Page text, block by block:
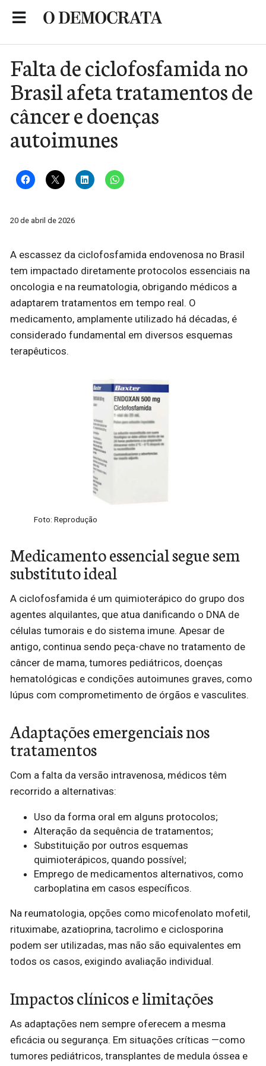
Falta de ciclofosfamida no
Brasil afeta tratamentos de
câncer e doenças
autoimunes
20 de abril de 2026
A escassez da ciclofosfamida endovenosa no Brasil
tem impactado diretamente protocolos essenciais na
oncologia e na reumatologia, obrigando médicos a
adaptarem tratamentos em tempo real. O
medicamento, amplamente utilizado há décadas, é
considerado fundamental em diversos esquemas
terapêuticos.
Foto: Reprodução
Medicamento essencial segue sem
substituto ideal
A ciclofosfamida é um quimioterápico do grupo dos
agentes alquilantes, que atua danificando o DNA de
células tumorais e do sistema imune. Apesar de
antigo, continua sendo peça-chave no tratamento de
câncer de mama, tumores pediátricos, doenças
hematológicas e condições autoimunes graves, como
lúpus com comprometimento de órgãos e vasculites.
Adaptações emergenciais nos
tratamentos
Com a falta da versão intravenosa, médicos têm
recorrido a alternativas:
Uso da forma oral em alguns protocolos;
Alteração da sequência de tratamentos;
Substituição por outros esquemas
quimioterápicos, quando possível;
Emprego de medicamentos alternativos, como
carboplatina em casos específicos.
Na reumatologia, opções como micofenolato mofetil,
rituximabe, azatioprina, tacrolimo e ciclosporina
podem ser utilizadas, mas não são equivalentes em
todos os casos, exigindo avaliação individual.
Impactos clínicos e limitações
As adaptações nem sempre oferecem a mesma
eficácia ou segurança. Em situações críticas —como
tumores pediátricos, transplantes de medula óssea e